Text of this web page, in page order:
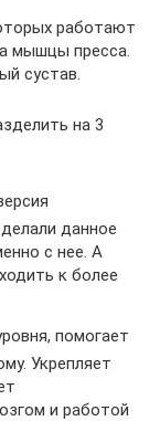
работают
мышцы пресса.
сустав.
на 3
данное
с нее. А
к более
помогает
Укрепляет
и работой